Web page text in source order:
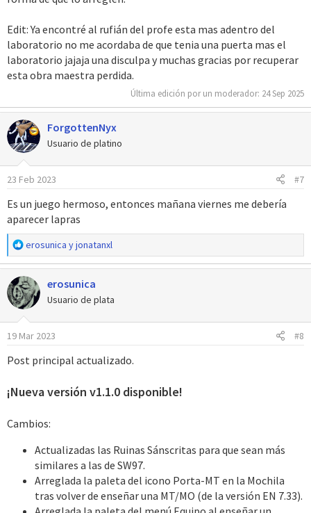
Edit: Ya encontré al rufián del profe esta mas adentro del
laboratorio no me acordaba de que tenia una puerta mas el
laboratorio jajaja una disculpa y muchas gracias por recuperar
esta obra maestra perdida.
Última edición por un moderador: 24 Sep 2025
ForgottenNyx
Usuario de platino
23 Feb 2023 #7
Es un juego hermoso, entonces mañana viernes me debería
aparecer lapras
R
e
a
c
c
i
o
n
s
erosunica yjonatanxl
erosunica
Usuario de plata
19 Mar 2023 #8
Post principal actualizado.
¡Nueva versión v1.1.0 disponible!
Cambios:
Actualizadas las Ruinas Sánscritas para que sean más
similares a las de SW97.
Arreglada la paleta del icono Porta-MT en la Mochila
tras volver de enseñar una MT/MO (de la versión EN 7.33).